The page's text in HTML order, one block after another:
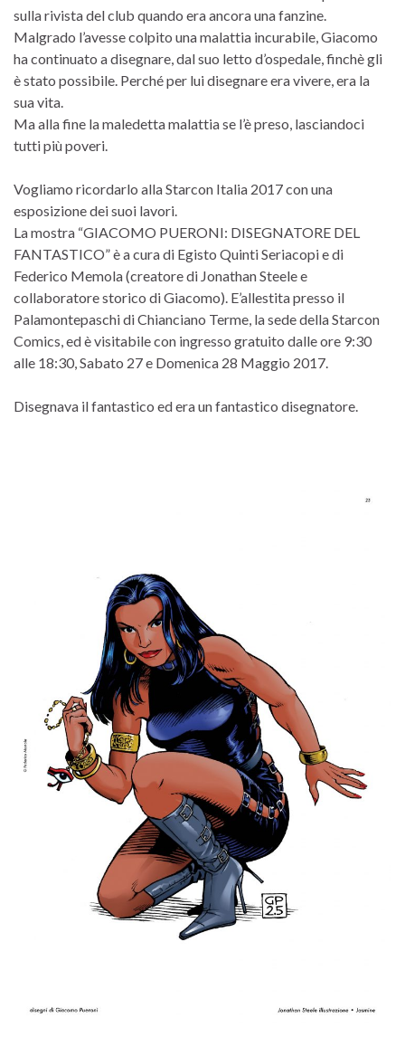
sulla rivista del club quando era ancora una fanzine.
Malgrado l’avesse colpito una malattia incurabile, Giacomo
ha continuato a disegnare, dal suo letto d’ospedale, finchè gli
è stato possibile. Perché per lui disegnare era vivere, era la
sua vita.
Ma alla fine la maledetta malattia se l’è preso, lasciandoci
tutti più poveri.
Vogliamo ricordarlo alla Starcon Italia 2017 con una
esposizione dei suoi lavori.
La mostra “GIACOMO PUERONI: DISEGNATORE DEL
FANTASTICO” è a cura di Egisto Quinti Seriacopi e di
Federico Memola (creatore di Jonathan Steele e
collaboratore storico di Giacomo). E’allestita presso il
Palamontepaschi di Chianciano Terme, la sede della Starcon
Comics, ed è visitabile con ingresso gratuito dalle ore 9:30
alle 18:30, Sabato 27 e Domenica 28 Maggio 2017.
Disegnava il fantastico ed era un fantastico disegnatore.